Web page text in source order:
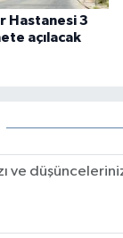
Hastanesi 3
açılacak